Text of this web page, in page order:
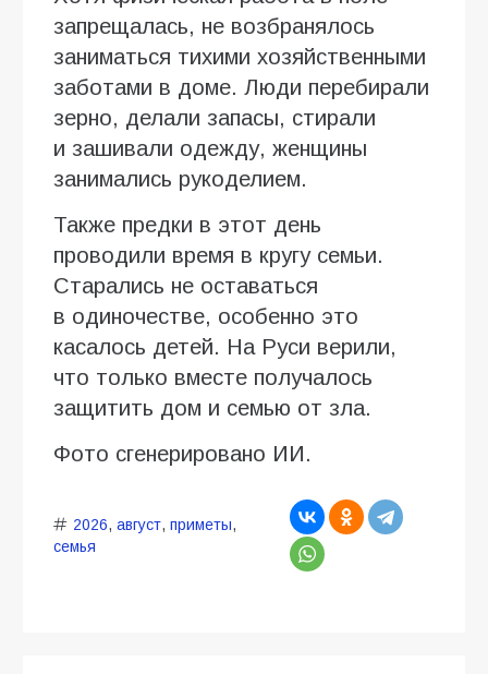
запрещалась, не возбранялось
заниматься тихими хозяйственными
заботами в доме. Люди перебирали
зерно, делали запасы, стирали
и зашивали одежду, женщины
занимались рукоделием.
Также предки в этот день
проводили время в кругу семьи.
Старались не оставаться
в одиночестве, особенно это
касалось детей. На Руси верили,
что только вместе получалось
защитить дом и семью от зла.
Фото сгенерировано ИИ.
2026, август, приметы,
семья